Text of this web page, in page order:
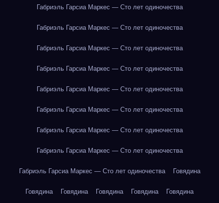
Габриэль Гарсиа Маркес — Сто лет одиночества
Габриэль Гарсиа Маркес — Сто лет одиночества
Габриэль Гарсиа Маркес — Сто лет одиночества
Габриэль Гарсиа Маркес — Сто лет одиночества
Габриэль Гарсиа Маркес — Сто лет одиночества
Габриэль Гарсиа Маркес — Сто лет одиночества
Габриэль Гарсиа Маркес — Сто лет одиночества
Габриэль Гарсиа Маркес — Сто лет одиночества
Габриэль Гарсиа Маркес — Сто лет одиночества Говядина
Говядина Говядина Говядина Говядина Говядина